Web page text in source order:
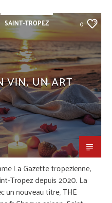
SAINT-TROPEZ 0
VIN, UN ART
La Gazette tropezienne,
Tropez depuis 2020. La
un nouveau titre, THE